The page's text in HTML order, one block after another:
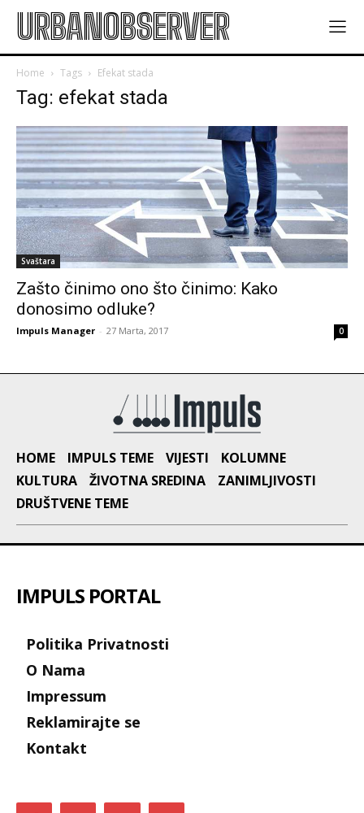
URBANOBSERVER
Home Tags Efekat stada
Tag: efekat stada
Svaštara
Zašto činimo ono što činimo: Kako
donosimo odluke?
Impuls Manager - 27 Marta, 2017 0
HOME IMPULS TEME VIJESTI
KOLUMNE
KULTURA
ŽIVOTNA SREDINA
ZANIMLJIVOSTI
DRUŠTVENE TEME
IMPULS PORTAL
Politika Privatnosti
O Nama
Impressum
Reklamirajte se
Kontakt